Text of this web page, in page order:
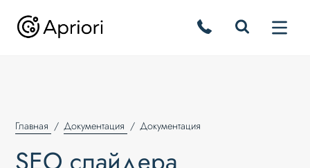
Главная Документация Документация